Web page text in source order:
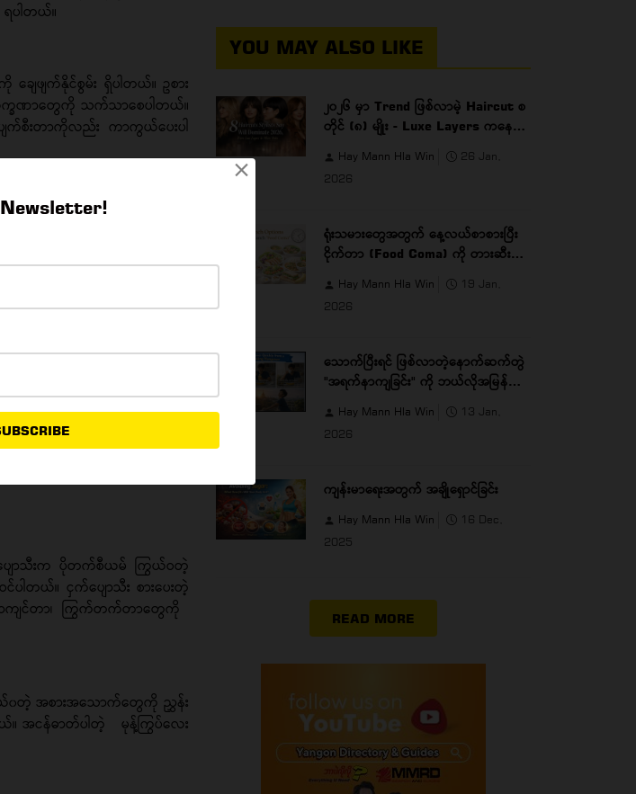
×
ပါတယ်။
ျက်နိုင်စွမ်း ရှိပါတယ်။ ဥစား
တဲ့ လက္ခဏာတွေကို သက်သာစေပါတယ်။
းတာကိုလည်း ကာကွယ်ပေးပါ
ျောသီးက ပိုတက်စီယမ် ကြွယ်ဝတဲ့
ပါတယ်။ ငှက်ပျောသီး စားပေးတဲ့
ာကျင်တာ၊ ကြွက်တက်တာတွေကို
ယ်၀တဲ့ အစားအသောက်တွေကို ညွှန်း
။ အငန်ဓာတ်ပါတဲ့ မုန့်ကြွပ်လေး
YOU MAY ALSO LIKE
၂၀၂၆ မှာ Trend ဖြစ်လာမဲ့ Haircut စ
တိုင် (၈) မျိုး - Luxe Layers ကနေ
Hay Mann Hla Win
26 Jan,
2026
ရုံးသမားတွေအတွက် နေ့လယ်စာစားပြီး
ငိုက်တာ (Food Coma) ကို တားဆီးပေး
Hay Mann Hla Win
19 Jan,
2026
သောက်ပြီးရင် ဖြစ်လာတဲ့နောက်ဆက်တွဲ
"အရက်နာကျခြင်း" ကို ဘယ်လိုအမြန်ဆုံး
Hay Mann Hla Win
13 Jan,
2026
ကျန်းမာရေးအတွက် အချိုရှောင်ခြင်း
Hay Mann Hla Win
16 Dec,
2025
READ MORE